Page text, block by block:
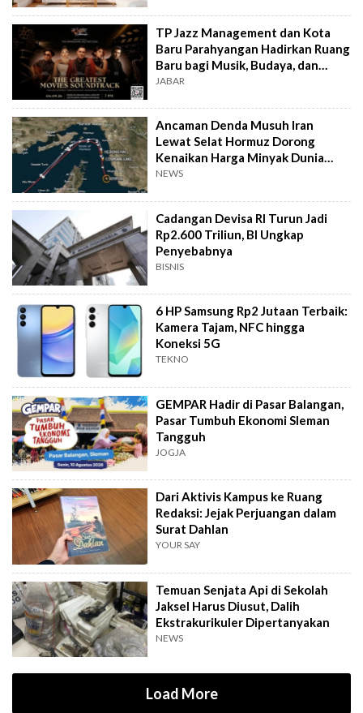
TP Jazz Management dan Kota
Baru Parahyangan Hadirkan Ruang
Baru bagi Musik, Budaya, dan
Komunitas
JABAR
Ancaman Denda Musuh Iran
Lewat Selat Hormuz Dorong
Kenaikan Harga Minyak Dunia
Awal Agustus 2026
NEWS
Cadangan Devisa RI Turun Jadi
Rp2.600 Triliun, BI Ungkap
Penyebabnya
BISNIS
6 HP Samsung Rp2 Jutaan Terbaik:
Kamera Tajam, NFC hingga
Koneksi 5G
TEKNO
GEMPAR Hadir di Pasar Balangan,
Pasar Tumbuh Ekonomi Sleman
Tangguh
JOGJA
Dari Aktivis Kampus ke Ruang
Redaksi: Jejak Perjuangan dalam
Surat Dahlan
YOUR SAY
Temuan Senjata Api di Sekolah
Jaksel Harus Diusut, Dalih
Ekstrakurikuler Dipertanyakan
NEWS
Load More